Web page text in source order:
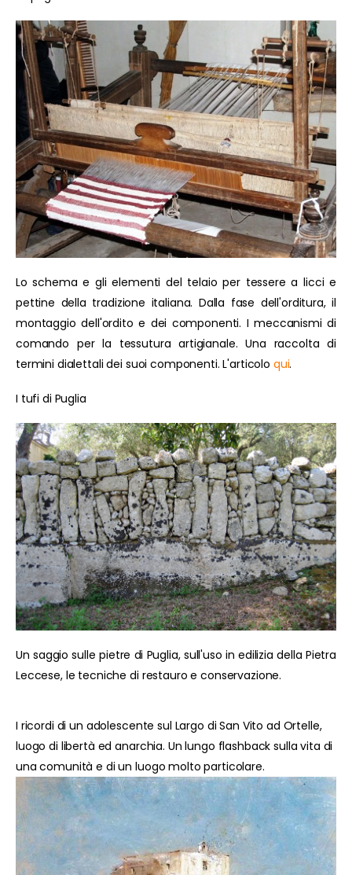
Lo schema e gli elementi del telaio per tessere a licci e
pettine della tradizione italiana. Dalla fase dell'orditura, il
montaggio dell'ordito e dei componenti. I meccanismi di
comando per la tessutura artigianale. Una raccolta di
termini dialettali dei suoi componenti. L'articolo qui.
I tufi di Puglia
Un saggio sulle pietre di Puglia, sull'uso in edilizia della Pietra
Leccese, le tecniche di restauro e conservazione.
I ricordi di un adolescente sul Largo di San Vito ad Ortelle,
luogo di libertà ed anarchia. Un lungo flashback sulla vita di
una comunità e di un luogo molto particolare.